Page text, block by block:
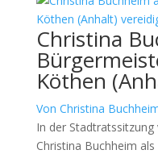
Christina
Köthen
Von Christina
In der Stadtratssitzung
Christina Buchheim